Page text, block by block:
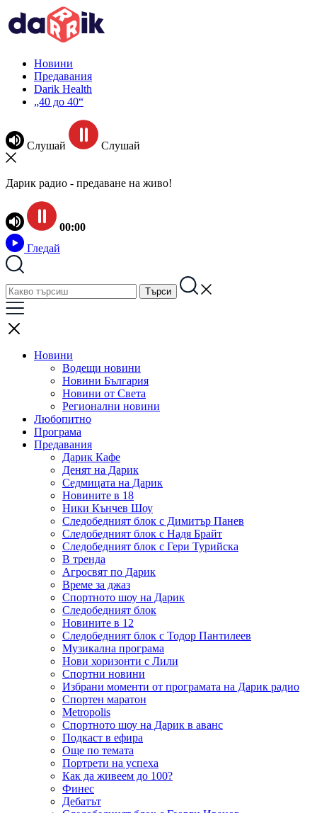
Новини
Предавания
Darik Health
„40 до 40“
Слушай Слушай
Дарик радио - предаване на живо!
00:00
Гледай
Новини
Водещи новини
Новини България
Новини от Света
Регионални новини
Любопитно
Програма
Предавания
Дарик Кафе
Денят на Дарик
Седмицата на Дарик
Новините в 18
Ники Кънчев Шоу
Следобедният блок с Димитър Панев
Следобедният блок с Надя Брайт
Следобедният блок с Гери Турийска
В тренда
Агросвят по Дарик
Време за джаз
Спортното шоу на Дарик
Следобедният блок
Новините в 12
Следобедният блок с Тодор Пантилеев
Музикална програма
Нови хоризонти с Лили
Спортни новини
Избрани моменти от програмата на Дарик радио
Спортен маратон
Metropolis
Спортното шоу на Дарик в аванс
Подкаст в ефира
Още по темата
Портрети на успеха
Как да живеем до 100?
Финес
Дебатът